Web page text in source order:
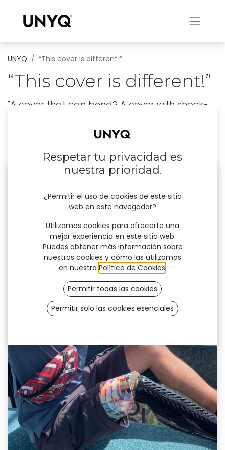
UNYQ “This cover is different!”
“This cover is different!”
"A cover that can bend? A cover with shock-
absorbing paint? This was the stuff of
dreams!"
21 de diciembre de 2023 UNYQ
Respetar tu privacidad es
nuestra prioridad.
¿Permitir el uso de cookies de este sitio
web en este navegador?
Utilizamos cookies para ofrecerte una
mejor experiencia en este sitio web.
Puedes obtener más información sobre
nuestras cookies y cómo las utilizamos
en nuestra Política de Cookies
Permitir todas las cookies
Permitir solo las cookies esenciales